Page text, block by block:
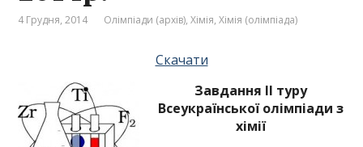
4 Грудня, 2014 Олімпіади (архів),Хімія,Хімія (олімпіада)
Скачати
Завдання ІІ туру
Всеукраїнської олімпіади з
хімії